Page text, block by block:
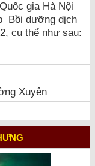
gia Hà Nội
Bồi dưỡng dịch
cụ thể như sau:
Xuyên